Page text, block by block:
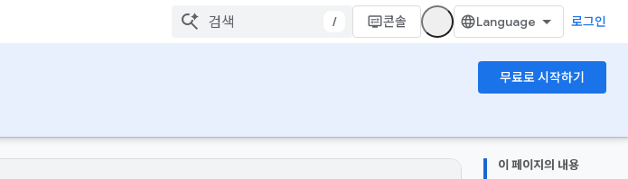
/ 콘솔 로그인
무료로 시작하기
이 페이지의 내용